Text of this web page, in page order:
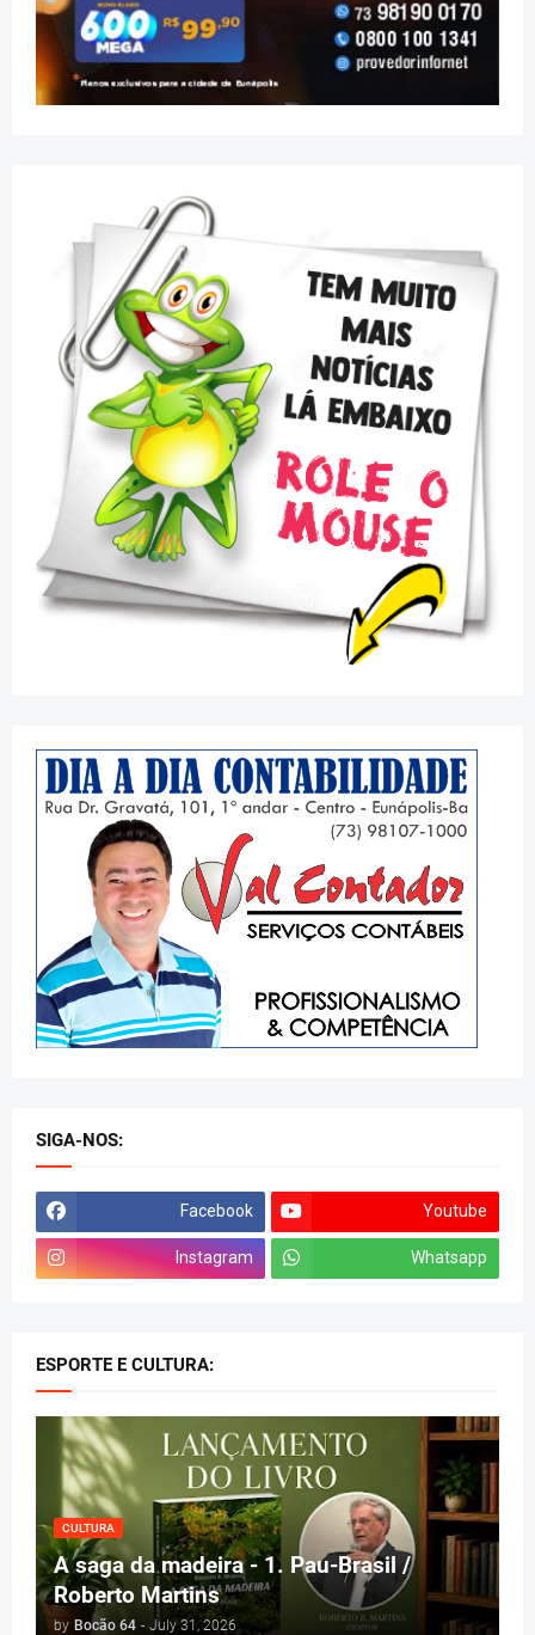
SIGA-NOS:
Facebook Youtube
Instagram Whatsapp
ESPORTE E CULTURA:
CULTURA
A saga da madeira - 1. Pau-Brasil /
Roberto Martins
by Bocão 64 - July 31, 2026